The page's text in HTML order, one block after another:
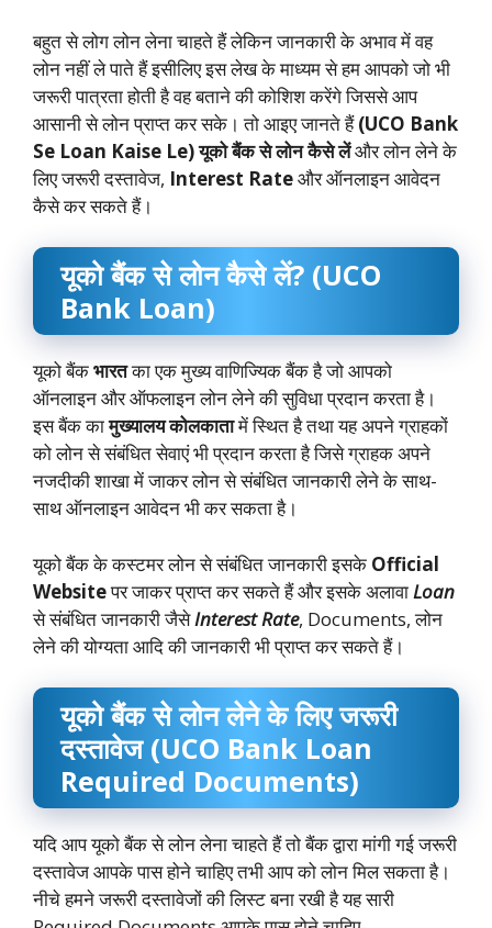
बहुत से लोग लोन लेना चाहते हैं लेकिन जानकारी के अभाव में वह
लोन नहीं ले पाते हैं इसीलिए इस लेख के माध्यम से हम आपको जो भी
जरूरी पात्रता होती है वह बताने की कोशिश करेंगे जिससे आप
आसानी से लोन प्राप्त कर सके। तो आइए जानते हैं(UCO Bank
Se Loan Kaise Le)यूको बैंक से लोन कैसे लेंऔर लोन लेने के
लिए जरूरी दस्तावेज, Interest Rateऔर ऑनलाइन आवेदन
कैसे कर सकते हैं।
यूको बैंक से लोन कैसे लें? (UCO
Bank Loan)
यूको बैंकभारतका एक मुख्य वाणिज्यिक बैंक है जो आपको
ऑनलाइन और ऑफलाइन लोन लेने की सुविधा प्रदान करता है।
इस बैंक कामुख्यालय कोलकातामें स्थित है तथा यह अपने ग्राहकों
को लोन से संबंधित सेवाएं भी प्रदान करता है जिसे ग्राहक अपने
नजदीकी शाखा में जाकर लोन से संबंधित जानकारी लेने के साथ-
साथ ऑनलाइन आवेदन भी कर सकता है।
यूको बैंक के कस्टमर लोन से संबंधित जानकारी इसके Official
Websiteपर जाकर प्राप्त कर सकते हैं और इसके अलावाLoan
से संबंधित जानकारी जैसेInterest Rate, Documents, लोन
लेने की योग्यता आदि की जानकारी भी प्राप्त कर सकते हैं।
यूको बैंक से लोन लेने के लिए जरूरी
दस्तावेज (UCO Bank Loan
Required Documents)
यदि आप यूको बैंक से लोन लेना चाहते हैं तो बैंक द्वारा मांगी गई जरूरी
दस्तावेज आपके पास होने चाहिए तभी आप को लोन मिल सकता है।
नीचे हमने जरूरी दस्तावेजों की लिस्ट बना रखी है यह सारी